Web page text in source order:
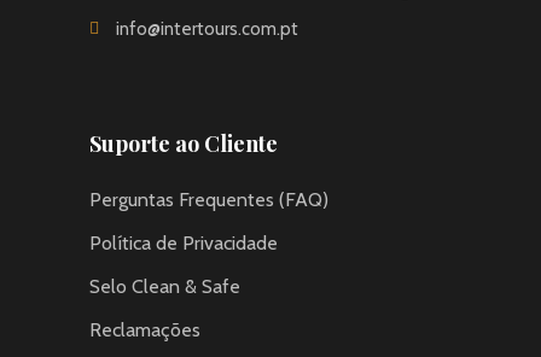
info@intertours.com.pt
Suporte ao Cliente
Perguntas Frequentes (FAQ)
Política de Privacidade
Selo Clean & Safe
Reclamações